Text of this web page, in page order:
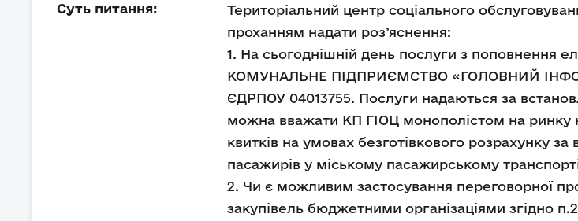
Суть питання:
Територіальний центр соціального
проханням надати роз’яснення:
1. На сьогоднішній день послуги з поповнення
КОМУНАЛЬНЕ ПІДПРИЄМСТВО «ГОЛОВНИЙ
ЄДРПОУ 04013755. Послуги надаються за
можна вважати КП ГІОЦ монополістом на ринку
квитків на умовах безготівкового розрахунку
пасажирів у міському пасажирському
2. Чи є можливим застосування переговорної
закупівель бюджетними організаціями згідно